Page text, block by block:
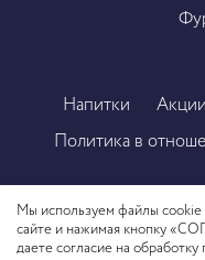
Напитки Акции
Политика в
Мы используем файлы cookie
сайте и нажимая кнопку
даете согласие на